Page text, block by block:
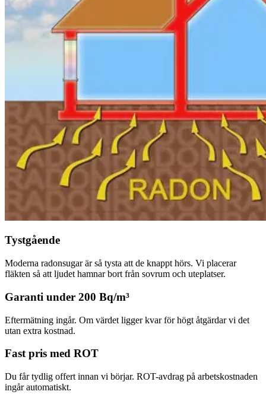
Tystgående
Moderna radonsugar är så tysta att de knappt hörs. Vi placerar
fläkten så att ljudet hamnar bort från sovrum och uteplatser.
Garanti under 200 Bq/m³
Eftermätning ingår. Om värdet ligger kvar för högt åtgärdar vi det
utan extra kostnad.
Fast pris med ROT
Du får tydlig offert innan vi börjar. ROT-avdrag på arbetskostnaden
ingår automatiskt.